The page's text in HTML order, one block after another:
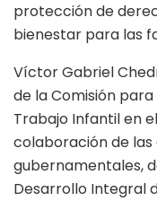
protección de
bienestar para las
Víctor Gabriel
de la Comisión
Trabajo Infantil en
colaboración de
gubernamentales,
Desarrollo Integral